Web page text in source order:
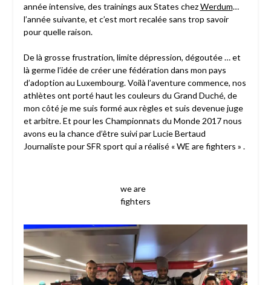
année intensive, des trainings aux States chezWerdum…
l’année suivante, et c’est mort recalée sans trop savoir
pour quelle raison.
De là grosse frustration, limite dépression, dégoutée … et
là germe l’idée de créer une fédération dans mon pays
d’adoption au Luxembourg. Voilà l’aventure commence, nos
athlètes ont porté haut les couleurs du Grand Duché, de
mon côté je me suis formé aux règles et suis devenue juge
et arbitre. Et pour les Championnats du Monde 2017 nous
avons eu la chance d’être suivi par Lucie Bertaud
Journaliste pour SFR sport qui a réalisé « WE are fighters » .
we are
fighters